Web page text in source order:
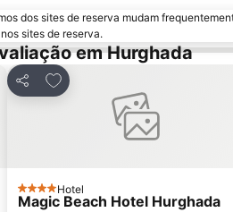
dos sites de reserva mudam
sites de reserva.
em Hurghada
Partilhar
Adicionar aos favoritos
4 Estrelas
Hotel
Magic Beach Hotel Hurghada